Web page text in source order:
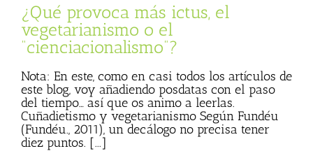
Basulto¿Qué provoca más ictus, el
vegetarianismo o el
“cienciacionalismo”?
Nota: En este, como en casi todos los artículos de
este blog, voy añadiendo posdatas con el paso
del tiempo… así que os animo a leerlas.
Cuñadietismo y vegetarianismo Según Fundéu
(Fundéu., 2011), un decálogo no precisa tener
diez puntos. [...]